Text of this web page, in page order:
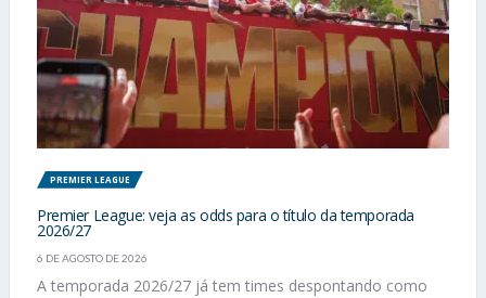
PREMIER LEAGUE
Premier League: veja as odds para o título da temporada
2026/27
6 DE AGOSTO DE 2026
A temporada 2026/27 já tem times despontando como